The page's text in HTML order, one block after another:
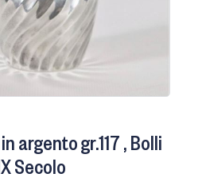
argento gr.117 Bolli
Secolo